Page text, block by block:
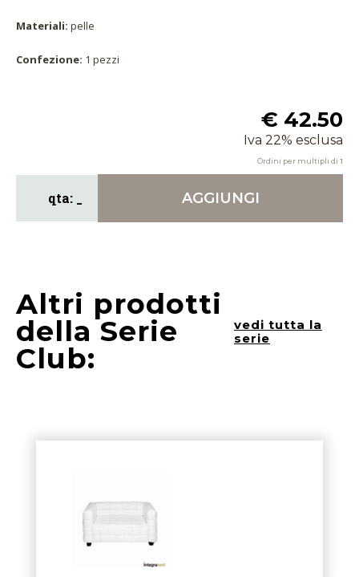
Materiali: pelle
Confezione: 1 pezzi
€ 42.50
Iva 22% esclusa
Ordini per multipli di 1
AGGIUNGI
Altri prodotti
della Serie
Club:
vedi tutta la
serie